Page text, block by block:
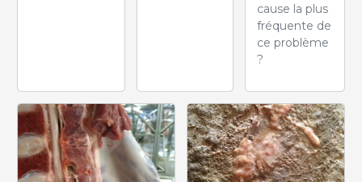
cause la plus
fréquente de
ce problème
?